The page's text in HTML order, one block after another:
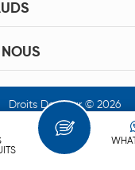
Droits Dauteur © 2026
Energy Technology
Sont Réservés.